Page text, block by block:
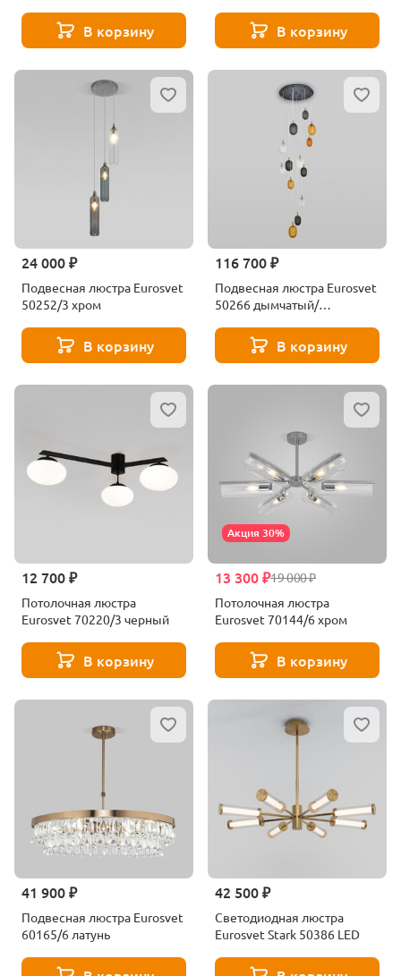
В корзину В корзину
24 000 ₽
Подвесная люстра Eurosvet
50252/3 хром
В корзину
116 700 ₽
Подвесная люстра Eurosvet
50266 дымчатый/
В корзину
12 700 ₽
Потолочная люстра
Eurosvet 70220/3 черный
В корзину
Акция 30%
19 000 ₽
13 300 ₽
Потолочная люстра
Eurosvet 70144/6 хром
В корзину
41 900 ₽
Подвесная люстра Eurosvet
60165/6 латунь
42 500 ₽
Светодиодная люстра
Eurosvet Stark 50386 LED